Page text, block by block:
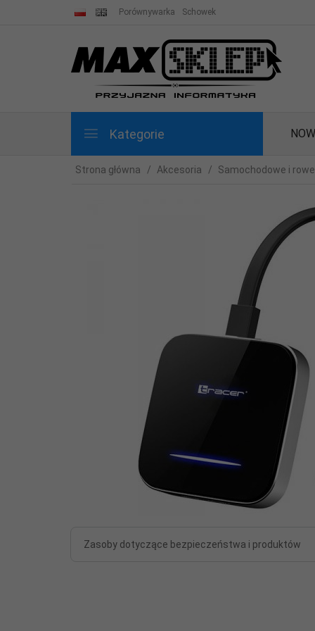
Porównywarka Schowek
Kategorie
Strona główna Akcesoria Samochodowe i
Zasoby dotyczące bezpieczeństwa i produktów